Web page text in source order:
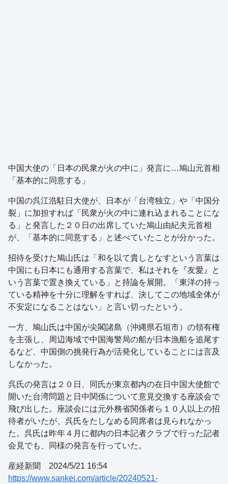
中国大使の「日本の民衆が火の中に」発言に…鳩山元首相
「基本的に同意する」
中国の呉江浩駐日大使が、日本が「台湾独立」や「中国分
裂」に加担すれば「民衆が火の中に連れ込まれることにな
る」と発言した２０日の出席していた鳩山由紀夫元首相
が、「基本的に同意する」と述べていたことが分かった。
招待を受けた鳩山氏は「和を以て貴しとなすという言葉は
中国にも日本にも通用する言葉で、私はそれを『友愛』と
いう言葉で置き換えている」と持論を展開。「東洋の持っ
ている精神を十分に理解をすれば、決してこの地域全体が
不安定になることはない」と言い切ったという。
一方、鳩山氏は中国が尖閣諸島（沖縄県石垣市）の領有権
を主張し、周辺海域で中国海警局の船が日本漁船を追尾す
るなど、中国側の挑発行為が活発化していることには言及
しなかった。
呉氏の発言は２０日、同氏が東京都内の在日中国大使館で
開いた台湾問題と日中関係について意見交換する座談会で
飛び出した。座談会には元外務省関係者ら１０人以上の招
待者がいたが、呉氏をたしなめる同席者は見られなかっ
た。呉氏は昨年４月に都内の日本記者クラブで行った記者
会見でも、同様の発言を行っていた。
産経新聞 2024/5/21 16:54
https://www.sankei.com/article/20240521-